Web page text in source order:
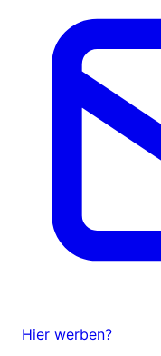
Hier werben?